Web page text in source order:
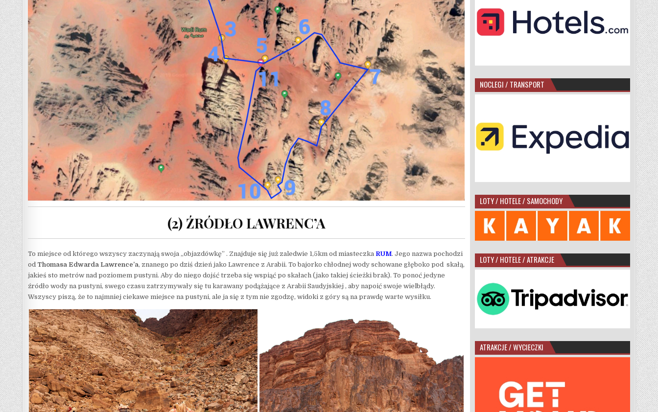
(2) ŹRÓDŁO LAWRENC’A
To miejsce od którego wszyscy zaczynają swoja „objazdówkę” . Znajduje się już zaledwie 1,5km od miasteczka RUM. Jego nazwa pochodzi
od Thomasa Edwarda Lawrence’a, znanego po dziś dzień jako Lawrence z Arabii. To bajorko chłodnej wody schowane głęboko pod skałą,
jakieś sto metrów nad poziomem pustyni. Aby do niego dojść trzeba się wspiąć po skałach (jako takiej ścieżki brak). To ponoć jedyne
źródło wody na pustyni, swego czasu zatrzymywały się tu karawany podążające z Arabii Saudyjskiej , aby napoić swoje wielbłądy.
Wszyscy piszą, że to najmniej ciekawe miejsce na pustyni, ale ja się z tym nie zgodzę, widoki z góry są na prawdę warte wysiłku.
NOCLEGI / TRANSPORT
LOTY / HOTELE / SAMOCHODY
LOTY / HOTELE / ATRAKCJE
ATRAKCJE / WYCIECZKI